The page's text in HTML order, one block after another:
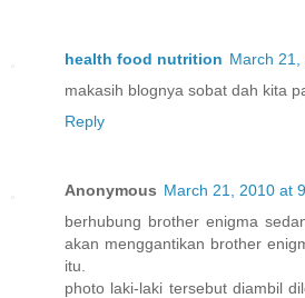
health food nutrition March 21,
makasih blognya sobat dah kita
Reply
Anonymous March 21, 2010 at
berhubung brother enigma
akan menggantikan brother
itu.
photo laki-laki tersebut diambil